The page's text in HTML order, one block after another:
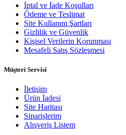
İptal ve İade Koşulları
Ödeme ve Teslimat
Site Kullanım Şartları
Gizlilik ve Güvenlik
Kişisel Verilerin Korunması
Mesafeli Satış Sözleşmesi
Müşteri Servisi
İletişim
Ürün İadesi
Site Haritası
Siparişlerim
Alışveriş Listem